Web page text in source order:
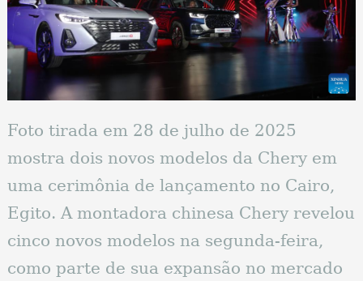
Foto tirada em 28 de julho de 2025
mostra dois novos modelos da Chery em
uma cerimônia de lançamento no Cairo,
Egito. A montadora chinesa Chery revelou
cinco novos modelos na segunda-feira,
como parte de sua expansão no mercado